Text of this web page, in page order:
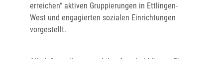
erreichen“ aktiven Gruppierungen in Ettlingen-
West und engagierten sozialen Einrichtungen
vorgestellt.